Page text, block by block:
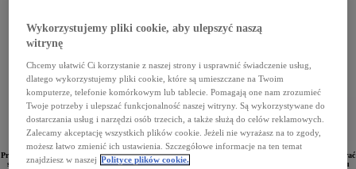
Program Toyota Open Labs został powołany do życia przez Toyota Motor Europe (TME), aby wspierać
startupy tworzące rozwiązania na rzecz zrównoważonej mobilności przyszłości. 4 września 2024 roku
Wykorzystujemy pliki cookie, aby ulepszyć naszą
witrynę
Chcemy ułatwić Ci korzystanie z naszej strony i usprawnić świadczenie usług,
dlatego wykorzystujemy pliki cookie, które są umieszczane na Twoim
komputerze, telefonie komórkowym lub tablecie. Pomagają one nam zrozumieć
Twoje potrzeby i ulepszać funkcjonalność naszej witryny. Są wykorzystywane do
dostarczania usług i narzędzi osób trzecich, a także służą do celów reklamowych.
Zalecamy akceptację wszystkich plików cookie. Jeżeli nie wyrażasz na to zgody,
możesz łatwo zmienić ich ustawienia. Szczegółowe informacje na ten temat
znajdziesz w naszej Polityce plików cookie.